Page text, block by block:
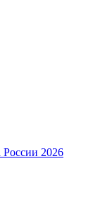
России 2026